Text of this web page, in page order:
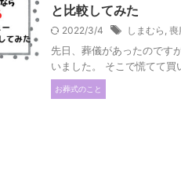
と比較してみた
2022/3/4 しまむら 喪
先日、葬儀があったのです
いました。 そこで慌てて買
お葬式のこと